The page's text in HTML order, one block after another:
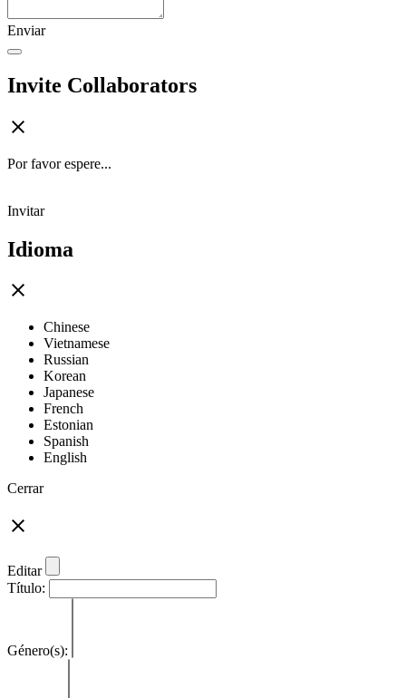
Enviar
Invite Collaborators
Por favor espere...
Invitar
Idioma
Chinese
Vietnamese
Russian
Korean
Japanese
French
Estonian
Spanish
English
Cerrar
Editar
Título:
Género(s):